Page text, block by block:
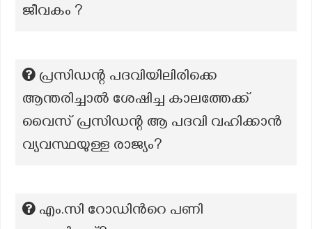
ജീവകം ?
പ്രസിഡന്റ പദവിയിലിരിക്കെ
ആന്തരിച്ചാൽ ശേഷിച്ച കാലത്തേക്ക്
വൈസ് പ്രസിഡന്റ ആ പദവി വഹിക്കാൻ
വ്യവസ്ഥയുള്ള രാജ്യം?
എം.സി റോഡിന്‍റെ പണി